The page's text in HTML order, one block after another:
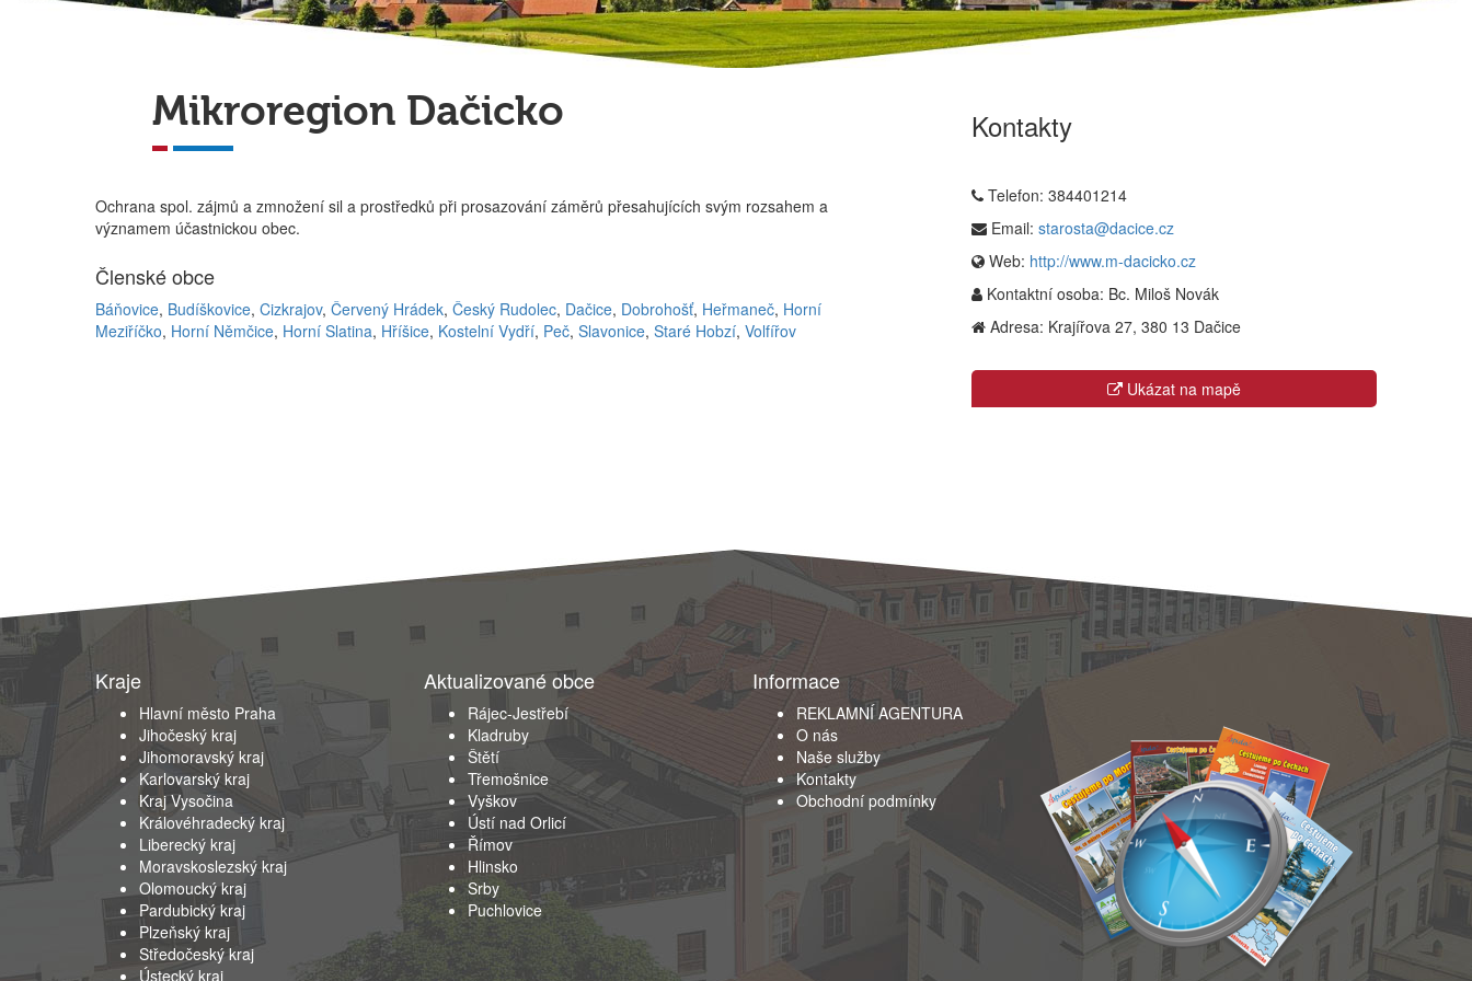
Mikroregion Dačicko
Ochrana spol. zájmů a zmnožení sil a prostředků při prosazování záměrů přesahujících svým rozsahem a
významem účastnickou obec.
Členské obce
Báňovice, Budíškovice, Cizkrajov, Červený Hrádek, Český Rudolec, Dačice, Dobrohošť, Heřmaneč, Horní
Meziříčko, Horní Němčice, Horní Slatina, Hříšice, Kostelní Vydří, Peč, Slavonice, Staré Hobzí, Volfířov
Kontakty
Telefon: 384401214
Email: starosta@dacice.cz
Web: http://www.m-dacicko.cz
Kontaktní osoba: Bc. Miloš Novák
Adresa: Krajířova 27, 380 13 Dačice
Ukázat na mapě
Kraje
Hlavní město Praha
Jihočeský kraj
Jihomoravský kraj
Karlovarský kraj
Kraj Vysočina
Královéhradecký kraj
Liberecký kraj
Moravskoslezský kraj
Olomoucký kraj
Pardubický kraj
Plzeňský kraj
Středočeský kraj
Ústecký kraj
Aktualizované obce
Rájec-Jestřebí
Kladruby
Štětí
Třemošnice
Vyškov
Ústí nad Orlicí
Římov
Hlinsko
Srby
Puchlovice
Informace
REKLAMNÍ AGENTURA
O nás
Naše služby
Kontakty
Obchodní podmínky